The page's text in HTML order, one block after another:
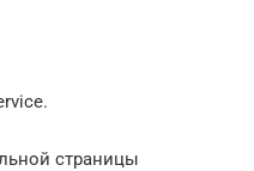
страницы